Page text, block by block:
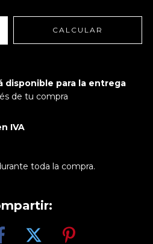
CALCULAR
disponible para la entrega
de tu compra
IVA
toda la compra.